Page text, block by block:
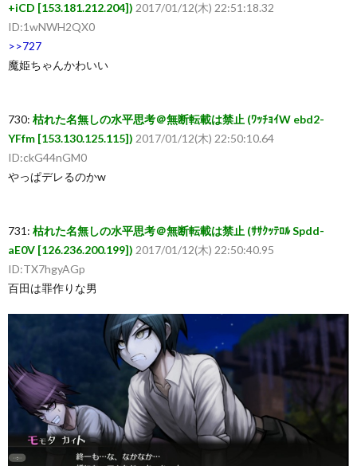
+iCD [153.181.212.204]) 2017/01/12(木) 22:51:18.32
ID:1wNWH2QX0
>>727
魔姫ちゃんかわいい
730: 枯れた名無しの水平思考＠無断転載は禁止 (ﾜｯﾁｮｲW ebd2-
YFfm [153.130.125.115]) 2017/01/12(木) 22:50:10.64
ID:ckG44nGM0
やっぱデレるのかw
731: 枯れた名無しの水平思考＠無断転載は禁止 (ｻｻｸｯﾃﾛﾙ Spdd-
aE0V [126.236.200.199]) 2017/01/12(木) 22:50:40.95
ID:TX7hgyAGp
百田は罪作りな男